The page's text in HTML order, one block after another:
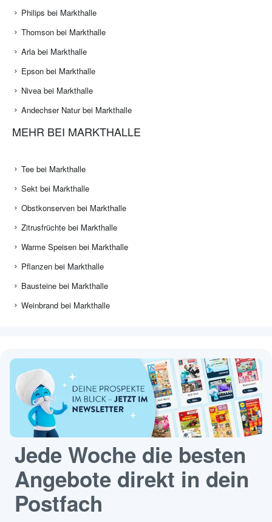
Philips bei Markthalle
Thomson bei Markthalle
Arla bei Markthalle
Epson bei Markthalle
Nivea bei Markthalle
Andechser Natur bei Markthalle
MEHR BEI MARKTHALLE
Tee bei Markthalle
Sekt bei Markthalle
Obstkonserven bei Markthalle
Zitrusfrüchte bei Markthalle
Warme Speisen bei Markthalle
Pflanzen bei Markthalle
Bausteine bei Markthalle
Weinbrand bei Markthalle
Jede Woche die besten
Angebote direkt in dein
Postfach